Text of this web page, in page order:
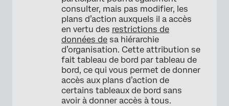
×
consulter, mais pas modifier, les
plans d’action auxquels il a accès
en vertu des restrictions de
données de sa hiérarchie
d’organisation. Cette attribution se
fait tableau de bord par tableau de
bord, ce qui vous permet de donner
accès aux plans d’action de
certains tableaux de bord sans
avoir à donner accès à tous.